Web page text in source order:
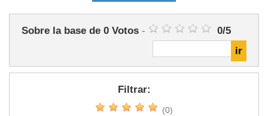
Sobre la base de 0 Votos - 0/5
Filtrar:
(0)